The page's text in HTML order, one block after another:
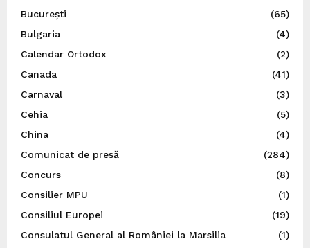
București
(65)
Bulgaria
(4)
Calendar Ortodox
(2)
Canada
(41)
Carnaval
(3)
Cehia
(5)
China
(4)
Comunicat de presă
(284)
Concurs
(8)
Consilier MPU
(1)
Consiliul Europei
(19)
Consulatul General al României la Marsilia
(1)